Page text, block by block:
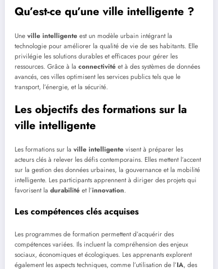
Qu’est-ce qu’une ville intelligente ?
Une ville intelligente est un modèle urbain intégrant la
technologie pour améliorer la qualité de vie de ses habitants. Elle
privilégie les solutions durables et efficaces pour gérer les
ressources. Grâce à la connectivité et à des systèmes de données
avancés, ces villes optimisent les services publics tels que le
transport, l’énergie, et la sécurité.
Les objectifs des formations sur la
ville intelligente
Les formations sur la ville intelligente visent à préparer les
acteurs clés à relever les défis contemporains. Elles mettent l’accent
sur la gestion des données urbaines, la gouvernance et la mobilité
intelligente. Les participants apprennent à diriger des projets qui
favorisent la durabilité et l’innovation.
Les compétences clés acquises
Les programmes de formation permettent d’acquérir des
compétences variées. Ils incluent la compréhension des enjeux
sociaux, économiques et écologiques. Les apprenants explorent
également les aspects techniques, comme l’utilisation de l’IA, des